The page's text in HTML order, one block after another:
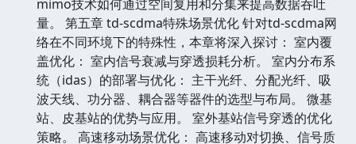
mimo技术如何通过空间复用和分集来提高数据吞吐
量。 第五章 td-scdma特殊场景优化 针对td-scdma网
络在不同环境下的特殊性，本章将深入探讨： 室内覆
盖优化： 室内信号衰减与穿透损耗分析。 室内分布系
统（idas）的部署与优化： 主干光纤、分配光纤、吸
波天线、功分器、耦合器等器件的选型与布局。 微基
站、皮基站的优势与应用。 室外基站信号穿透的优化
策略。 高速移动场景优化： 高速移动对切换、信号质